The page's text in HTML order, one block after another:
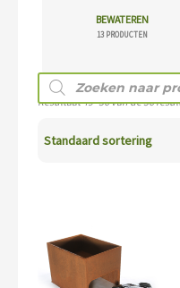
BEWATEREN
13 PRODUCTEN
Producten
zoeken
Resultaat 49–56 van de 56